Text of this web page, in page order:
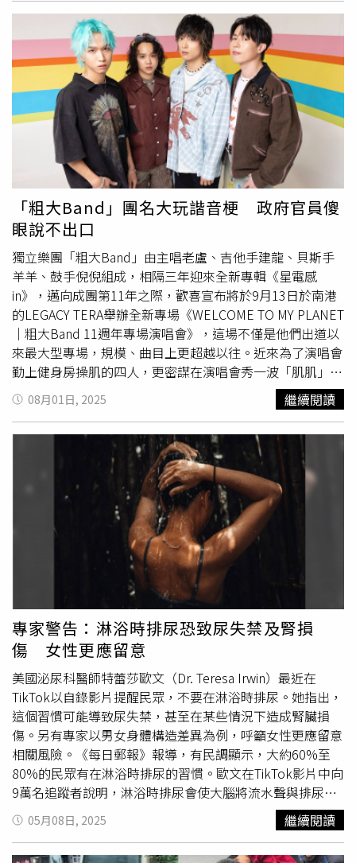
本身就是一種正向觀念的改變。他也藉此指出，攝護腺肥大
與膀胱過動症是中年男性常見的泌尿困擾，因兩者的症狀高
度相似，都可能出現頻尿、夜尿、急尿等情形，常讓人混
淆，但治療方式其實略有不同。攝護腺肥大主要是攝護腺體
積逐漸增大，壓迫尿道，造成排尿不順、尿流變弱、殘尿感
等問題，較常見於50歲以上男性。而膀胱過動症則多與自律
神經失調或壓力有關，膀胱會在未充滿時就提前發出「
」訊號，導致患者即使尿量不多，也頻繁感到想上廁所。
他也提醒，這兩種疾病偶爾會同時存在，更需專業判斷。臨
床上會安排超音波檢查、尿流速測試等輔助診斷，協助確認
病因。有不少男性對「攝護腺超音波」感到抗拒，是因為過
去需從肛門進行檢查，顧芳瑜說，像診所現已採用「腹部超
音波」，從肚皮即可清楚觀察攝護腺大小，舒適度大幅提
升，不必再害怕就診。治療上，攝護腺肥大可視情況採藥物
治療，或選擇水蒸氣消融術、攝護腺拉提等微創手術，特別
適合希望縮短恢復期的職場中壯年男性。膀胱過動症則以藥
物穩定神經訊號為主，但因需長期服藥，有些患者會感到心
理壓力，也可考慮經皮脛神經電刺激（PTNS）或每日貼片
等替代療法。顧芳瑜建議，40歲以上男性可上網搜尋或至診
所索取「IPSS攝護腺評量表」，透過簡單問卷自行檢測泌尿
狀況，若分數達10分以上就應儘早就醫，以免延誤。
「粗大Band」團名大玩諧音梗 政府官員傻
眼說不出口
獨立樂團「粗大Band」由主唱老盧、吉他手建龍、貝斯手
羊羊、鼓手倪倪組成，相隔三年迎來全新專輯《星電感
in》，邁向成團第11年之際，歡喜宣布將於9月13日於南港
的LEGACY TERA舉辦全新專場《WELCOME TO MY PLANET
｜粗大Band 11週年專場演唱會》，這場不僅是他們出道以
來最大型專場，規模、曲目上更超越以往。近來為了演唱會
勤上健身房操肌的四人，更密謀在演唱會秀一波「肌肌」，
建龍笑說：「要脫我沒問題啊，就怕經紀人應該會氣瘋，然
後可能肌肉不夠大狂掉粉！」粗大Band團名大玩諧音梗，
並暗藏團員的初心。（圖／粗大Band提供）團名「粗大
Band」令人聽了莞爾，這也是他們出道11年一路走來貫有
風格，有趣諧音梗團名更暗藏了他們成團的初心，老盧表
示：「這個團名，是初代團員們一致通過的投票結果，雖然
常被各方朋友及前輩們『建議』要改團名，但我對這個團名
有一種莫名的執著，或許這團名代表了我們心中那一點叛逆
反抗的聲音。」不過被問到頂著這個團名走天下有無遇過什
麼糗事，建龍笑說：「記得有一場活動剛好有政府官員在台
上介紹，看到我們的團名遲遲無法念出來，最後他還是念出
來了！」相隔三年選擇在盛夏出輯的粗大Band，首支主打
歌〈 無可救藥的浪漫 〉從曲風到MV都走濃濃的夏日風情戀
歌路線，活潑洋溢加上色彩繽的Y2K風格讓人一聽就有戀愛
感，也正因為浪漫情歌性質，讓粗大Band特別邀請到有
「千禧電幻少女」封號的嘻哈才女E1and跨刀合唱，甜美聲
線與粗大Band美式POP PUNK搖滾風格撞擊出美妙音樂火
花，堪稱是2025年夏日最佳男女對唱情歌。粗大Band的新
歌與嘻哈才女E1and合作。（圖／粗大Band提供）提及與
E1and牽起首次合作的緣分，倪倪透露：「某一次陪朋友去
看E1and的表演，直接被她現場舞台魅力電到，之後透過
EMAIL聯繫當起網友，結果一拍即合！」羊羊則表示：「錄
音過程中其實都沒有見到面，直到拍MV現場看到她本尊才
知道她才24歲！」值得一提的是拍攝MV當天，兩組人馬頂
著40度豔陽在高溫下拍攝，讓穿著長袖唱搖滾猛跳的團員們
08月01日, 2025 繼續閱讀
專家警告：淋浴時排尿恐致尿失禁及腎損
傷 女性更應留意
美國泌尿科醫師特蕾莎歐文（Dr. Teresa Irwin）最近在
TikTok以自錄影片提醒民眾，不要在淋浴時排尿。她指出，
這個習慣可能導致尿失禁，甚至在某些情況下造成腎臟損
傷。另有專家以男女身體構造差異為例，呼籲女性更應留意
相關風險。《每日郵報》報導，有民調顯示，大約60%至
80%的民眾有在淋浴時排尿的習慣。歐文在TikTok影片中向
9萬名追蹤者說明，淋浴時排尿會使大腦將流水聲與排尿行
為產生聯想。她舉例，「這種情況類似『巴夫洛夫的狗
（Pavlov's dogs）』實驗，飼主在餵狗前搖鈴，此後每當
狗聽到鈴聲時就會開始流口水。所以每當你洗手、洗碗或淋
05月08日, 2025 繼續閱讀